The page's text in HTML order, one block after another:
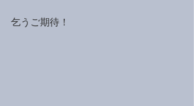
乞うご期待！